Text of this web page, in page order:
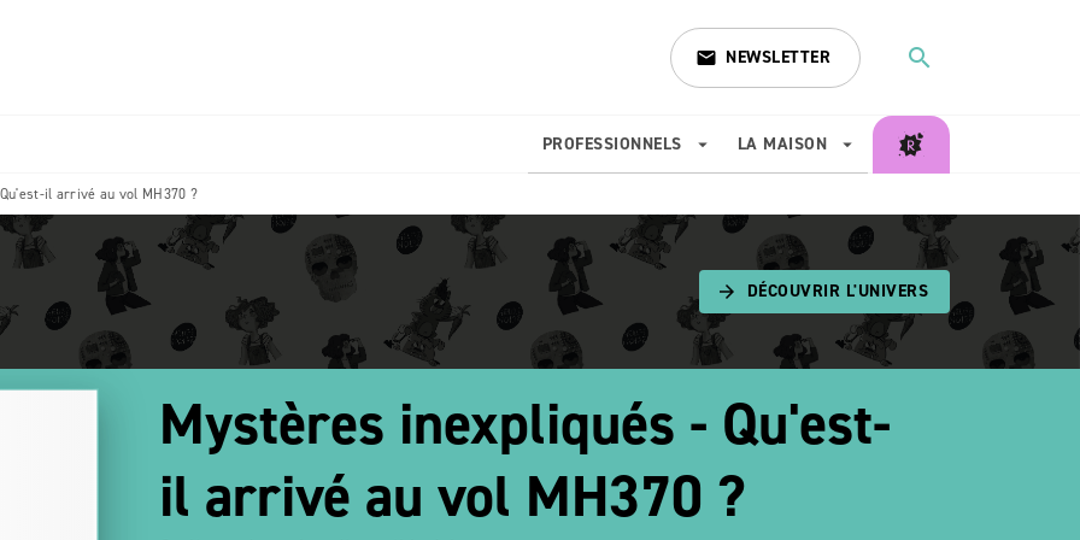
email NEWSLETTER search
PROFESSIONNELS arrow_drop_down LA MAISON arrow_drop_down
search
il arrivé au vol MH370 ?
arrow_forward DÉCOUVRIR L'UNIVERS
Mystères inexpliqués - Qu'est-
il arrivé au vol MH370 ?